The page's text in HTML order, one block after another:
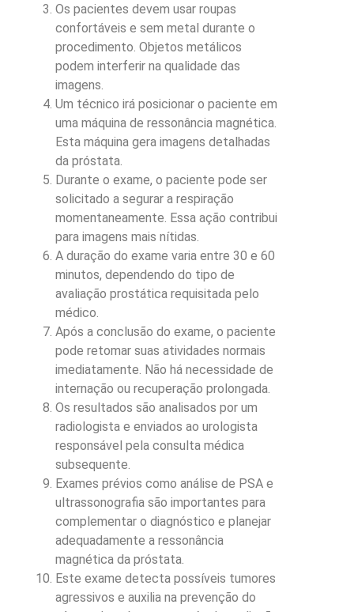
Os pacientes devem usar roupas
confortáveis e sem metal durante o
procedimento. Objetos metálicos
podem interferir na qualidade das
imagens.
Um técnico irá posicionar o paciente em
uma máquina de ressonância magnética.
Esta máquina gera imagens detalhadas
da próstata.
Durante o exame, o paciente pode ser
solicitado a segurar a respiração
momentaneamente. Essa ação contribui
para imagens mais nítidas.
A duração do exame varia entre 30 e 60
minutos, dependendo do tipo de
avaliação prostática requisitada pelo
médico.
Após a conclusão do exame, o paciente
pode retomar suas atividades normais
imediatamente. Não há necessidade de
internação ou recuperação prolongada.
Os resultados são analisados por um
radiologista e enviados ao urologista
responsável pela consulta médica
subsequente.
Exames prévios como análise de PSA e
ultrassonografia são importantes para
complementar o diagnóstico e planejar
adequadamente a ressonância
magnética da próstata.
Este exame detecta possíveis tumores
agressivos e auxilia na prevenção do